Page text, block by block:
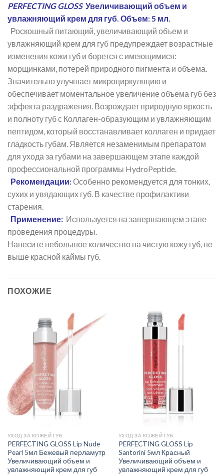
PERFECTING GLOSSУвеличивающий объем и
увлажняющий крем для губ. Объем: 5 мл.
Роскошный питающий, увеличивающий объем и
увлажняющий крем для губ предупреждает возрастные
изменения кожи губ и борется с имеющимися:
морщинками, потерей природного пигмента и объема.
Значительно улучшает микроциркуляцию и
обеспечивает моментальное увеличение объема губ без
эффекта раздражения. Возрождает природную яркость
и полноту губ с Коллаген-образующим и увлажняющим
пептидом, который восстанавливает коллаген и придает
гладкость губам. Является незаменимым препаратом
для ухода за губами на завершающем этапе каждой
профессиональной программы HydroPeptide.
Рекомендации:Особенно рекомендуется для тонких,
сухих и увядающих губ. В качестве профилактики
старения.
Применение: Используется на завершающем этапе
проведения процедуры.
Нанесите небольшое количество на чистую кожу губ, не
выше красной каймы губ.
ПОХОЖИЕ
УХОД ЗА КОЖЕЙ ГУБ
PERFECTING GLOSS Lip Nude
Pearl 5мл Бежевый перламутр
Увеличивающий объем и
увлажняющий крем для губ
УХОД ЗА КОЖЕЙ ГУБ
PERFECTING GLOSS Lip
Santorini 5мл Красный
Увеличивающий объем и
увлажняющий крем для губ